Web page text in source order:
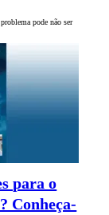
pode não ser
para o
Conheça-